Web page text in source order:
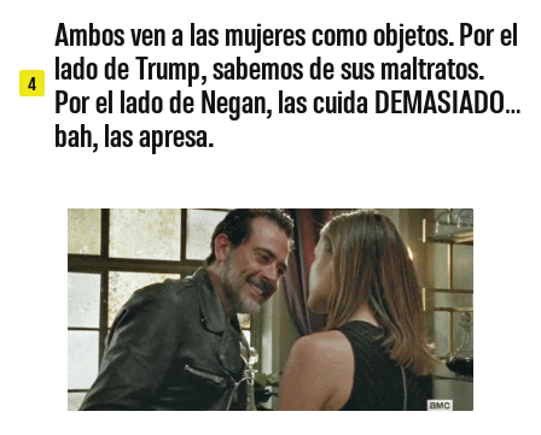
4
Ambos ven a las mujeres como objetos. Por el
lado de Trump, sabemos de sus maltratos.
Por el lado de Negan, las cuida DEMASIADO…
bah, las apresa.